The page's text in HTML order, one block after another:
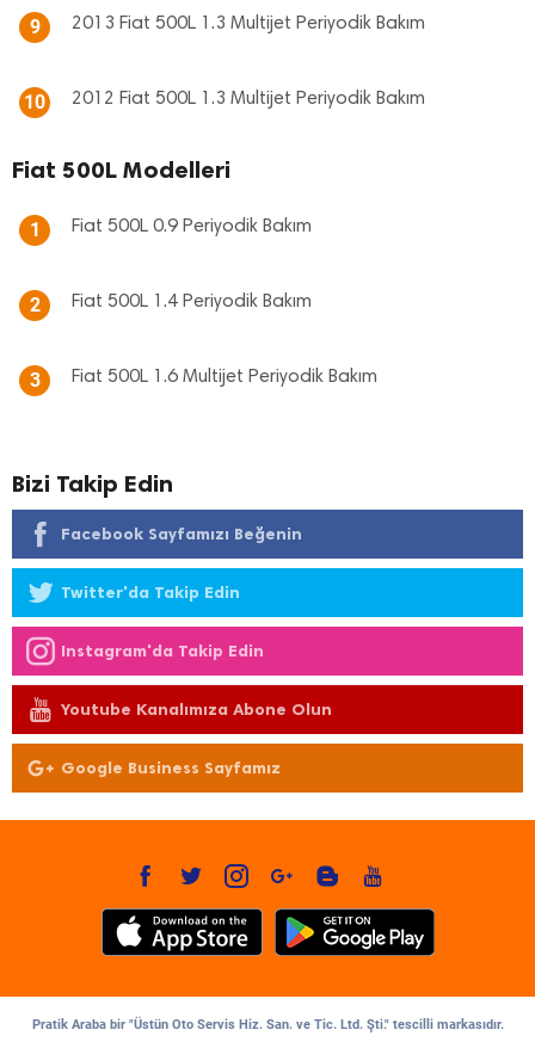
9 2013 Fiat 500L 1.3 Multijet Periyodik Bakım
10 2012 Fiat 500L 1.3 Multijet Periyodik Bakım
Fiat 500L Modelleri
1 Fiat 500L 0.9 Periyodik Bakım
2 Fiat 500L 1.4 Periyodik Bakım
3 Fiat 500L 1.6 Multijet Periyodik Bakım
Bizi Takip Edin
Facebook Sayfamızı Beğenin
Twitter'da Takip Edin
Instagram'da Takip Edin
Youtube Kanalımıza Abone Olun
Google Business Sayfamız
Pratik Araba bir "Üstün Oto Servis Hiz. San. ve Tic. Ltd. Şti." tescilli markasıdır.